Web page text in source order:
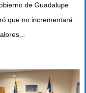
de Guadalupe
que no incrementará